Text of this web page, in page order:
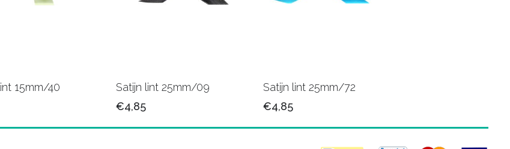
15mm/40
Satijn lint 25mm/09
€4,85
Satijn lint 25mm/72
€4,85